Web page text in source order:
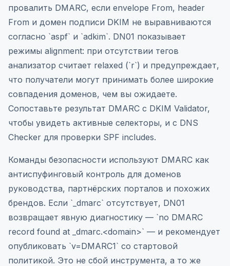
провалить DMARC, если envelope From, header
From и домен подписи DKIM не выравниваются
согласно `aspf` и `adkim`. DN01 показывает
режимы alignment: при отсутствии тегов
анализатор считает relaxed (`r`) и предупреждает,
что получатели могут принимать более широкие
совпадения доменов, чем вы ожидаете.
Сопоставьте результат DMARC с DKIM Validator,
чтобы увидеть активные селекторы, и с DNS
Checker для проверки SPF includes.
Команды безопасности используют DMARC как
антиспуфинговый контроль для доменов
руководства, партнёрских порталов и похожих
брендов. Если `_dmarc` отсутствует, DN01
возвращает явную диагностику — `no DMARC
record found at _dmarc.<domain>` — и рекомендует
опубликовать `v=DMARC1` со стартовой
политикой. Это не сбой инструмента, а то же